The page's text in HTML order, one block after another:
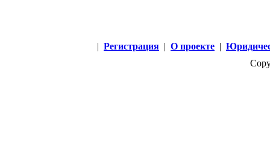
| Регистрация | О проекте |